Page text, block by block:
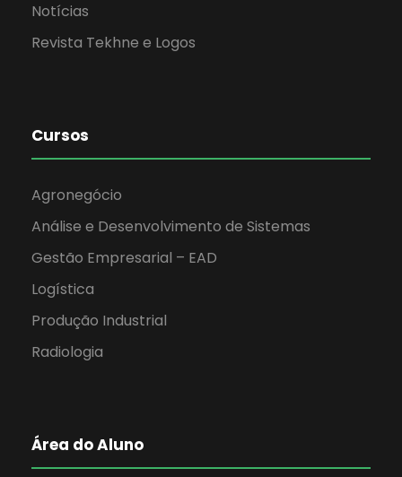
Notícias
Revista Tekhne e Logos
Cursos
Agronegócio
Análise e Desenvolvimento de Sistemas
Gestão Empresarial – EAD
Logística
Produção Industrial
Radiologia
Área do Aluno